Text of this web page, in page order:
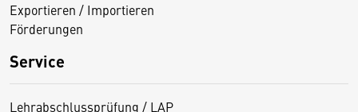
Exportieren / Importieren
Förderungen
Service
Lehrabschlussprüfung / LAP